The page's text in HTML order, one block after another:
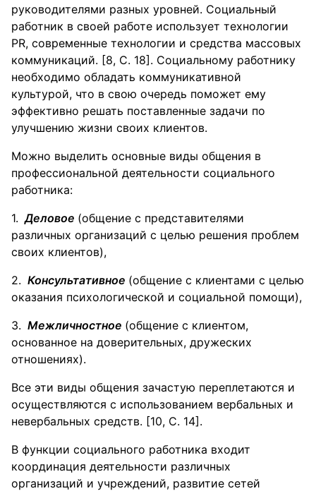
руководителями разных уровней. Социальный
работник в своей работе использует технологии
PR, современные технологии и средства массовых
коммуникаций. [8, С. 18]. Социальному работнику
необходимо обладать коммуникативной
культурой, что в свою очередь поможет ему
эффективно решать поставленные задачи по
улучшению жизни своих клиентов.
Можно выделить основные виды общения в
профессиональной деятельности социального
работника:
Деловое (общение с представителями
различных организаций с целью решения проблем
своих клиентов),
Консультативное (общение с клиентами с целью
оказания психологической и социальной помощи),
Межличностное (общение с клиентом,
основанное на доверительных, дружеских
отношениях).
Все эти виды общения зачастую переплетаются и
осуществляются с использованием вербальных и
невербальных средств. [10, С. 14].
В функции социального работника входит
координация деятельности различных
организаций и учреждений, развитие сетей